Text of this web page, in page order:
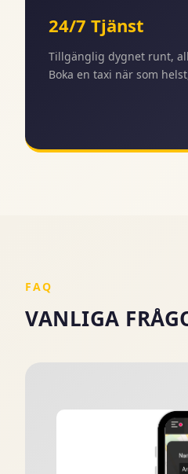
24/7 Tjänst
Tillgänglig dygnet runt,
Boka en taxi när som
FAQ
VANLIGA